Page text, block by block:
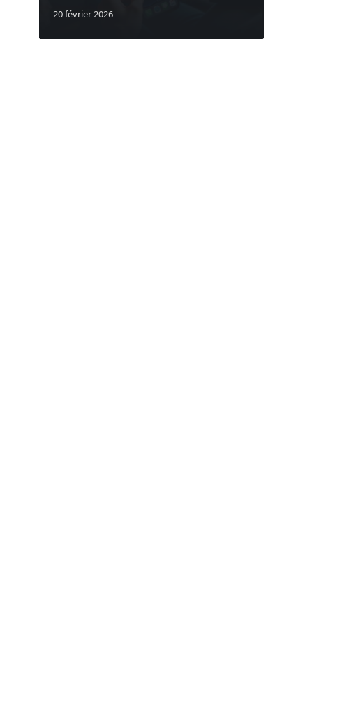
20 février 2026